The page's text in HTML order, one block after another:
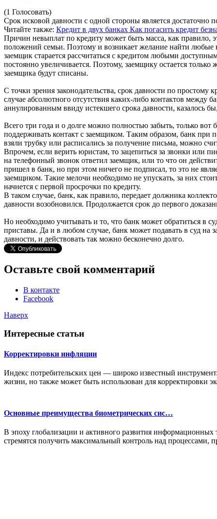
(1 Голосовать)
Срок исковой давности с одной стороны является
Читайте также: Кредит в двух банках Как погасить кредит
Причин невыплат по кредиту может быть масса, как правило,
положений семьи. Поэтому и возникает желание найти любые
заемщик старается рассчитаться с кредитом любыми
постоянно увеличивается. Поэтому, заемщику остается
заемщика будут списаны.
С точки зрения законодательства, срок давности по простому
случае абсолютного отсутствия каких-либо контактов между
аннулированным ввиду истекшего срока давности, казалось
Всего три года и о долге можно полностью забыть, только вот
поддерживать контакт с заемщиком. Таким образом, банк
взяли трубку или расписались за получение письма, можно
Впрочем, если верить юристам, то зацепиться за звонки или
на телефонный звонок ответил заемщик, или то что он
пришел в банк, но при этом ничего не подписал, то это не
заемщиком. Такие мелочи необходимо не упускать, за них
начнется с первой просрочки по кредиту.
В таком случае, банк, как правило, передает должника
давности возобновился. Продолжается срок до первого
Но необходимо учитывать и то, что банк может обратиться в
приставы. Да и в любом случае, банк может подавать в суд на
давности, и действовать так можно бесконечно долго.
Оставьте свой комментарий
В контакте
Facebook
Наверх
Интересные статьи
Корректировки инфляции
Индекс потребительских цен — широко известный
жизни, но также может быть использован для корректировки
Основные преимущества биометрических сис…
В эпоху глобализации и активного развития
стремятся получить максимальный контроль над процессами,